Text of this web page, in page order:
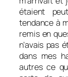
étaient
tendance à
remis en
n’avais pas
dans mes
autres ce